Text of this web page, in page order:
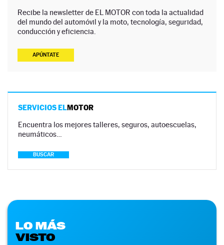
Recibe la newsletter de EL MOTOR con toda la actualidad
del mundo del automóvil y la moto, tecnología, seguridad,
conducción y eficiencia.
APÚNTATE
SERVICIOS ELMOTOR
Encuentra los mejores talleres, seguros, autoescuelas,
neumáticos…
BUSCAR
LO MÁS
VISTO